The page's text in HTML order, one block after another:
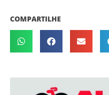
COMPARTILHE